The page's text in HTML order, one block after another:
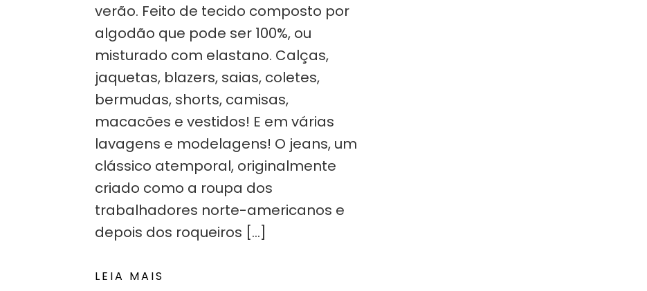
verão. Feito de tecido composto por
algodão que pode ser 100%, ou
misturado com elastano. Calças,
jaquetas, blazers, saias, coletes,
bermudas, shorts, camisas,
macacões e vestidos! E em várias
lavagens e modelagens! O jeans, um
clássico atemporal, originalmente
criado como a roupa dos
trabalhadores norte-americanos e
depois dos roqueiros […]
LEIA MAIS